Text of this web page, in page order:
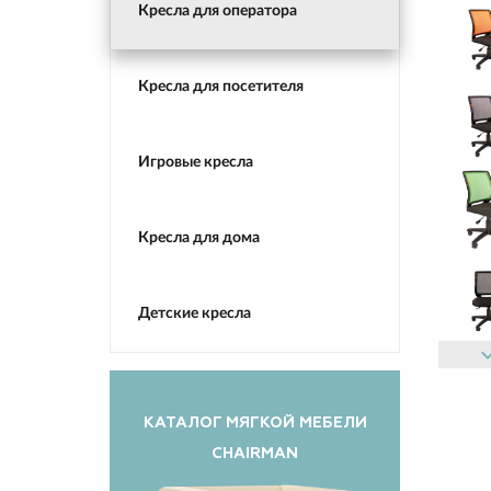
Кресла для оператора
Кресла для посетителя
Игровые кресла
Кресла для дома
Детские кресла
КАТАЛОГ МЯГКОЙ МЕБЕЛИ
CHAIRMAN